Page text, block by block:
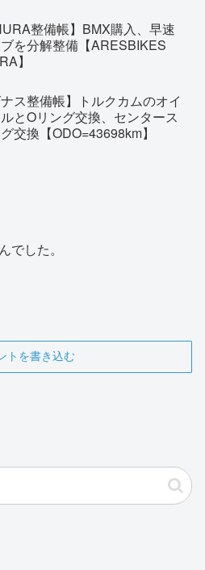
整備帳】BMX購入、早速
を分解整備【ARESBIKES
】
ナス整備帳】トルクカムのオイ
とOリング交換、センタース
交換【ODO=43698km】
でした。
トを書き込む